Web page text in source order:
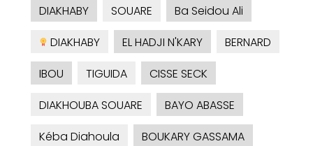
DIAKHABY SOUARE
Ba Seidou Ali
DIAKHABY
EL HADJI N'KARY
BERNARD
IBOU
TIGUIDA
CISSE SECK
DIAKHOUBA SOUARE
BAYO ABASSE
Kéba Diahoula
BOUKARY GASSAMA